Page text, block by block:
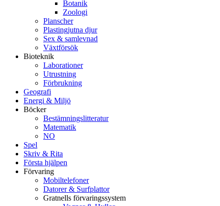
Botanik
Zoologi
Planscher
Plastingjutna djur
Sex & samlevnad
Växtförsök
Bioteknik
Laborationer
Utrustning
Förbrukning
Geografi
Energi & Miljö
Böcker
Bestämningslitteratur
Matematik
NO
Spel
Skriv & Rita
Första hjälpen
Förvaring
Mobiltelefoner
Datorer & Surfplattor
Gratnells förvaringssystem